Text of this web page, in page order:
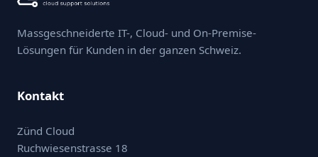
Massgeschneiderte IT-, Cloud- und On-Premise-
Lösungen für Kunden in der ganzen Schweiz.
Kontakt
Zünd Cloud
Ruchwiesenstrasse 18